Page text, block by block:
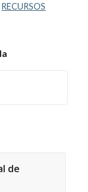
RECURSOS
de